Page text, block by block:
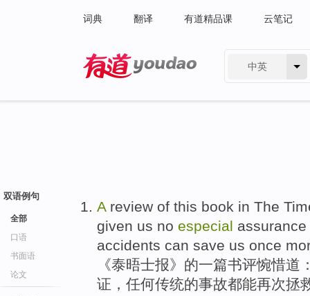
词典 翻译 有道精品课 云笔记
中英
双语例句
全部
口语
书面语
论文
A review of this book in The
given us no especial assurance
accidents can save us once
《泰晤士报》 的一篇书评惋惜道
证 ， 任何传统的事故都能再次拯